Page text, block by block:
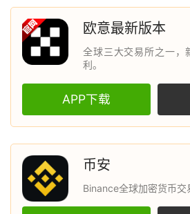
欧意最新版本
全球三大交易所之一，
利。
APP下载
币安
Binance全球加密货币交